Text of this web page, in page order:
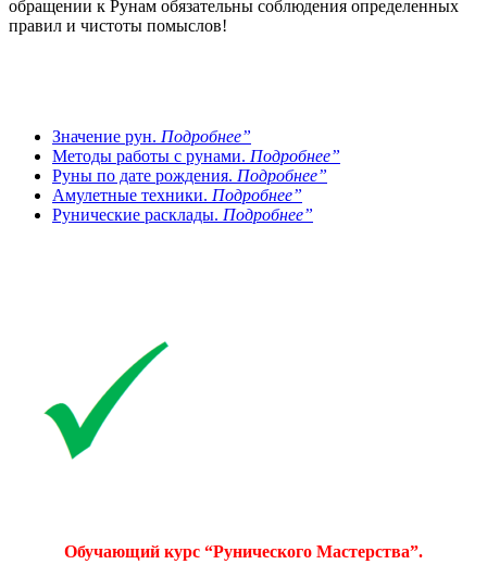
обращении к Рунам обязательны соблюдения определенных
правил и чистоты помыслов!
Значение рун. Подробнее”
Методы работы с рунами. Подробнее”
Руны по дате рождения. Подробнее”
Амулетные техники. Подробнее”
Рунические расклады. Подробнее”
Обучающий курс “Рунического Мастерства”.